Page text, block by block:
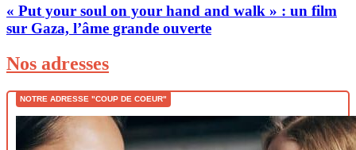
« Put your soul on your hand and walk » : un film
sur Gaza, l’âme grande ouverte
Nos adresses
NOTRE ADRESSE "COUP DE COEUR"